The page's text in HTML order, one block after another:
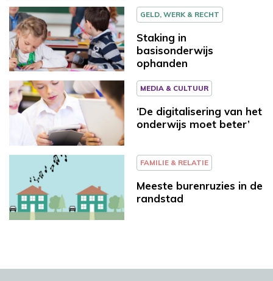
GELD, WERK & RECHT
Staking in
basisonderwijs
ophanden
MEDIA & CULTUUR
‘De digitalisering van het
onderwijs moet beter’
FAMILIE & RELATIE
Meeste burenruzies in de
randstad